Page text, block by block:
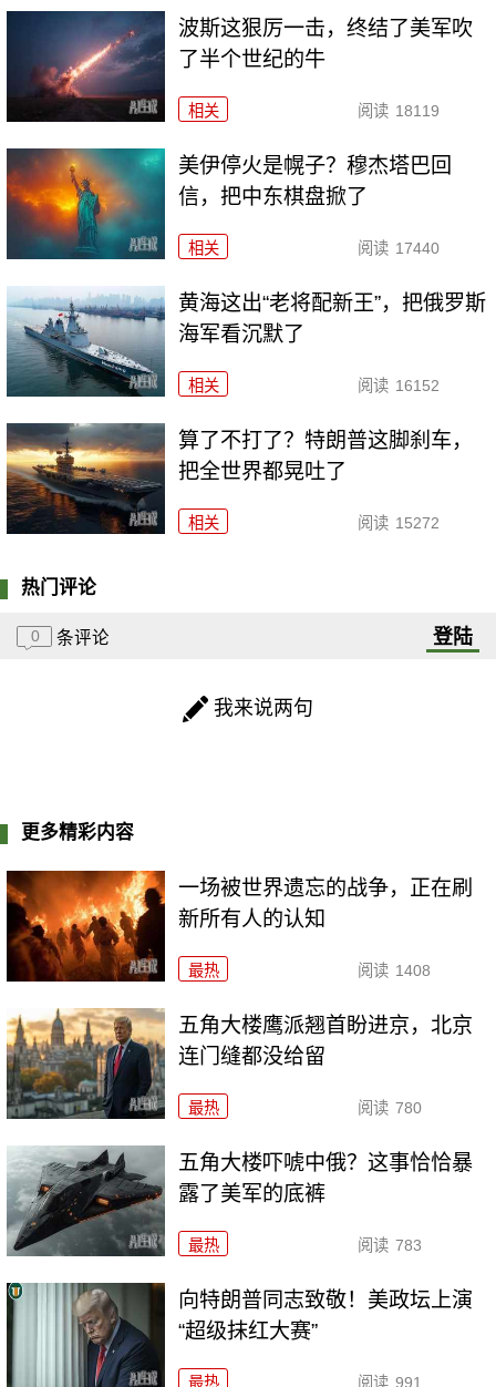
波斯这狠厉一击，终结了美军吹
了半个世纪的牛
相关 阅读 18119
美伊停火是幌子？穆杰塔巴回
信，把中东棋盘掀了
相关 阅读 17440
黄海这出“老将配新王”，把俄罗斯
海军看沉默了
相关 阅读 16152
算了不打了？特朗普这脚刹车，
把全世界都晃吐了
相关 阅读 15272
热门评论
0 条评论 登陆
我来说两句
更多精彩内容
一场被世界遗忘的战争，正在刷
新所有人的认知
最热 阅读 1408
五角大楼鹰派翘首盼进京，北京
连门缝都没给留
最热 阅读 780
五角大楼吓唬中俄？这事恰恰暴
露了美军的底裤
最热 阅读 783
向特朗普同志致敬！美政坛上演
“超级抹红大赛”
最热 阅读 991